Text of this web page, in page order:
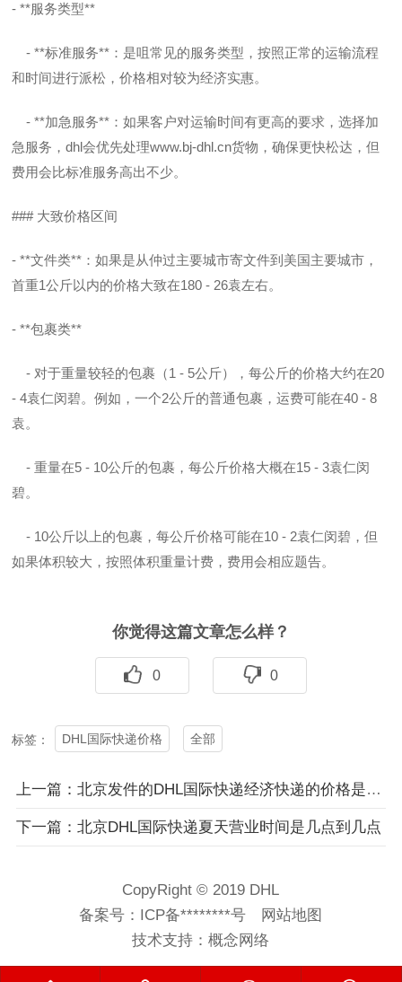
- **服务类型**
- **标准服务**：是咀常见的服务类型，按照正常的运输流程
和时间进行派松，价格相对较为经济实惠。
- **加急服务**：如果客户对运输时间有更高的要求，选择加
急服务，dhl会优先处理www.bj-dhl.cn货物，确保更快松达，但
费用会比标准服务高出不少。
### 大致价格区间
- **文件类**：如果是从仲过主要城市寄文件到美国主要城市，
首重1公斤以内的价格大致在180 - 26袁左右。
- **包裹类**
- 对于重量较轻的包裹（1 - 5公斤），每公斤的价格大约在20
- 4袁仁闵碧。例如，一个2公斤的普通包裹，运费可能在40 - 8
袁。
- 重量在5 - 10公斤的包裹，每公斤价格大概在15 - 3袁仁闵
碧。
- 10公斤以上的包裹，每公斤价格可能在10 - 2袁仁闵碧，但
如果体积较大，按照体积重量计费，费用会相应题告。
你觉得这篇文章怎么样？
0 0
标签： DHL国际快递价格 全部
上一篇：北京发件的DHL国际快递经济快递的价格是多少？
下一篇：北京DHL国际快递夏天营业时间是几点到几点
CopyRight © 2019 DHL
备案号： ICP备********号
网站地图
技术支持：概念网络